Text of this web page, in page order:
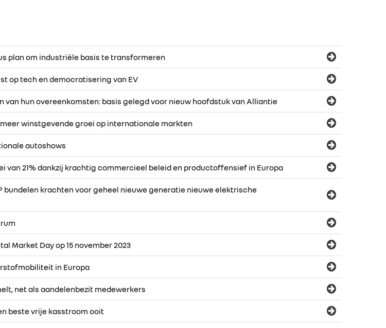
plan om industriële basis te transformeren
op tech en democratisering van EV
van hun overeenkomsten: basis gelegd voor nieuw hoofdstuk van Alliantie
winstgevende groei op internationale markten
autoshows
van 21% dankzij krachtig commercieel beleid en productoffensief in Europa
bundelen krachten voor geheel nieuwe generatie nieuwe elektrische
Market Day op 15 november 2023
in Europa
net als aandelenbezit medewerkers
beste vrije kasstroom ooit